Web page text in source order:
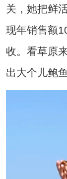
关，她把鲜
现年销售额
收。看草原
出大个儿鲍